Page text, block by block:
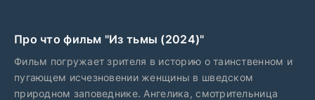
Про что фильм "Из тьмы (2024)"
Фильм погружает зрителя в историю о таинственном и
пугающем исчезновении женщины в шведском
природном заповеднике. Ангелика, смотрительница